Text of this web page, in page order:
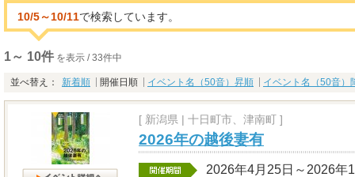
10/5～10/11で検索しています。
1～ 10件 を表示 / 33件中
並べ替え： 新着順 開催日順 イベント名（50音）昇順 イベント名（50音）
[ 新潟県 | 十日町市、津南町 ]
2026年の越後妻有
2026年4月25日～2026年